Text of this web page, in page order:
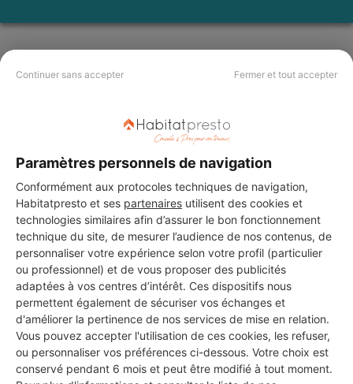
Continuer sans accepter Fermer et tout accepter
Paramètres personnels de navigation
Conformément aux protocoles techniques de navigation,
Habitatpresto et ses partenaires utilisent des cookies et
technologies similaires afin d’assurer le bon fonctionnement
technique du site, de mesurer l’audience de nos contenus, de
personnaliser votre expérience selon votre profil (particulier
ou professionnel) et de vous proposer des publicités
adaptées à vos centres d’intérêt. Ces dispositifs nous
permettent également de sécuriser vos échanges et
d'améliorer la pertinence de nos services de mise en relation.
Vous pouvez accepter l'utilisation de ces cookies, les refuser,
ou personnaliser vos préférences ci-dessous. Votre choix est
conservé pendant 6 mois et peut être modifié à tout moment.
Aucun autre professionnel disponible dans cette zone
géographique.